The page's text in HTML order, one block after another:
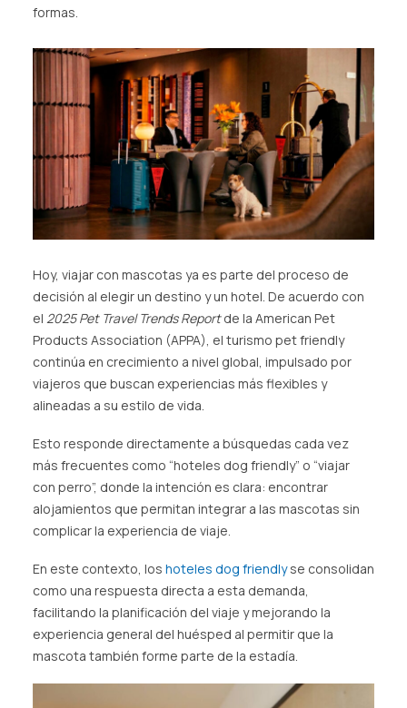
formas.
Hoy, viajar con mascotas ya es parte del proceso de
decisión al elegir un destino y un hotel. De acuerdo con
el 2025 Pet Travel Trends Reportde la American Pet
Products Association (APPA), el turismo pet friendly
continúa en crecimiento a nivel global, impulsado por
viajeros que buscan experiencias más flexibles y
alineadas a su estilo de vida.
Esto responde directamente a búsquedas cada vez
más frecuentes como “hoteles dog friendly” o “viajar
con perro”, donde la intención es clara: encontrar
alojamientos que permitan integrar a las mascotas sin
complicar la experiencia de viaje.
En este contexto, los hoteles dog friendlyse consolidan
como una respuesta directa a esta demanda,
facilitando la planificación del viaje y mejorando la
experiencia general del huésped al permitir que la
mascota también forme parte de la estadía.